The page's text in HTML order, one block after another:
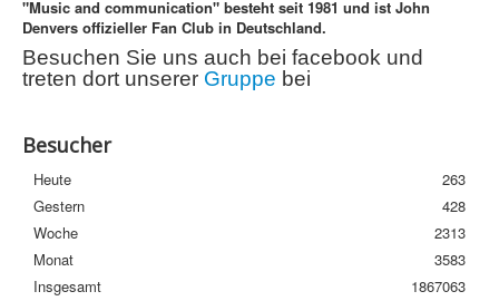
Streuobstwiese
Newsletter
Datenschutzerklärung
"Music and communication" besteht seit 1981 und ist John
Denvers offizieller Fan Club in Deutschland.
Besuchen Sie uns auch bei facebook und
treten dort unserer Gruppe bei
Besucher
Heute
263
Gestern
428
Woche
2313
Monat
3583
Insgesamt
1867063